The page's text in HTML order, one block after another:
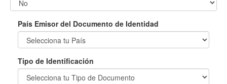
País Emisor del Documento de Identidad
Tipo de Identificación